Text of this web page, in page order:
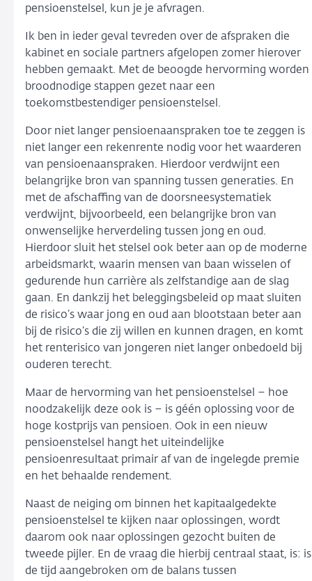
pensioenstelsel, kun je je afvragen.
Ik ben in ieder geval tevreden over de afspraken die
kabinet en sociale partners afgelopen zomer hierover
hebben gemaakt. Met de beoogde hervorming worden
broodnodige stappen gezet naar een
toekomstbestendiger pensioenstelsel.
Door niet langer pensioenaanspraken toe te zeggen is
niet langer een rekenrente nodig voor het waarderen
van pensioenaanspraken. Hierdoor verdwijnt een
belangrijke bron van spanning tussen generaties. En
met de afschaffing van de doorsneesystematiek
verdwijnt, bijvoorbeeld, een belangrijke bron van
onwenselijke herverdeling tussen jong en oud.
Hierdoor sluit het stelsel ook beter aan op de moderne
arbeidsmarkt, waarin mensen van baan wisselen of
gedurende hun carrière als zelfstandige aan de slag
gaan. En dankzij het beleggingsbeleid op maat sluiten
de risico’s waar jong en oud aan blootstaan beter aan
bij de risico’s die zij willen en kunnen dragen, en komt
het renterisico van jongeren niet langer onbedoeld bij
ouderen terecht.
Maar de hervorming van het pensioenstelsel – hoe
noodzakelijk deze ook is – is géén oplossing voor de
hoge kostprijs van pensioen. Ook in een nieuw
pensioenstelsel hangt het uiteindelijke
pensioenresultaat primair af van de ingelegde premie
en het behaalde rendement.
Naast de neiging om binnen het kapitaalgedekte
pensioenstelsel te kijken naar oplossingen, wordt
daarom ook naar oplossingen gezocht buiten de
tweede pijler. En de vraag die hierbij centraal staat, is: is
de tijd aangebroken om de balans tussen